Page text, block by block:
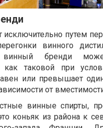
исключительно путем
винного
бренди
как таковой при
или превышает
от
винные спирты,
коньяк из района к